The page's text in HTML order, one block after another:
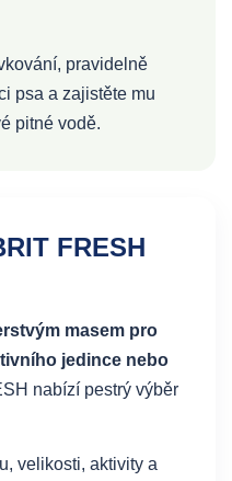
pravidelně
psa a zajistěte mu
pitné vodě.
FRESH
masem pro
jedince nebo
nabízí pestrý výběr
velikosti, aktivity a